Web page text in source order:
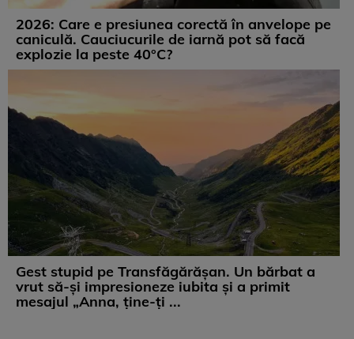
2026: Care e presiunea corectă în anvelope pe
caniculă. Cauciucurile de iarnă pot să facă
explozie la peste 40°C?
Gest stupid pe Transfăgărășan. Un bărbat a
vrut să-și impresioneze iubita și a primit
mesajul „Anna, ține-ți ...